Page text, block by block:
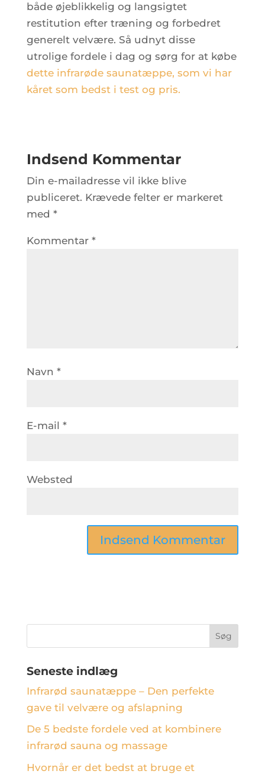
både øjeblikkelig og langsigtet
restitution efter træning og forbedret
generelt velvære. Så udnyt disse
utrolige fordele i dag og sørg for at købe
dette infrarøde saunatæppe, som vi har
kåret som bedst i test og pris.
Indsend Kommentar
Din e-mailadresse vil ikke blive
publiceret. Krævede felter er markeret
med *
Kommentar *
Navn *
E-mail *
Websted
Seneste indlæg
Infrarød saunatæppe – Den perfekte
gave til velvære og afslapning
De 5 bedste fordele ved at kombinere
infrarød sauna og massage
Hvornår er det bedst at bruge et